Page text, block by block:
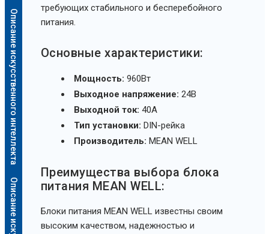
Описание искусственного интеллекта
требующих стабильного и бесперебойного
питания.
Основные характеристики:
Мощность: 960Вт
Выходное напряжение: 24В
Выходной ток: 40А
Тип установки: DIN-рейка
Производитель: MEAN WELL
Преимущества выбора блока
питания MEAN WELL:
Блоки питания MEAN WELL известны своим
высоким качеством, надежностью и